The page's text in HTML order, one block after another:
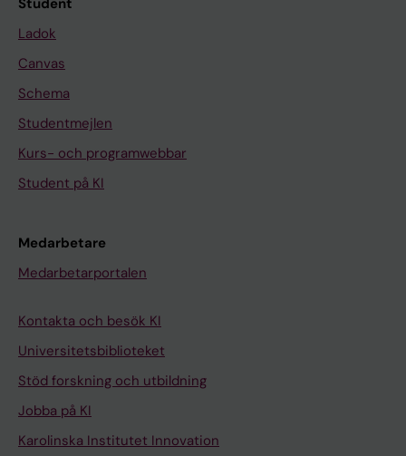
Ladok
Canvas
Schema
Studentmejlen
Kurs- och programwebbar
Student på KI
Medarbetare
Medarbetarportalen
Kontakta och besök KI
Universitetsbiblioteket
Stöd forskning och utbildning
Jobba på KI
Karolinska Institutet Innovation